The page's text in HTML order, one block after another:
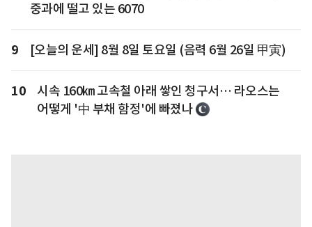
중과에 떨고 있는 6070
9 [오늘의 운세] 8월 8일 토요일 (음력 6월 26일 甲寅)
10
시속 160㎞ 고속철 아래 쌓인 청구서… 라오스는
어떻게 '中 부채 함정'에 빠졌나